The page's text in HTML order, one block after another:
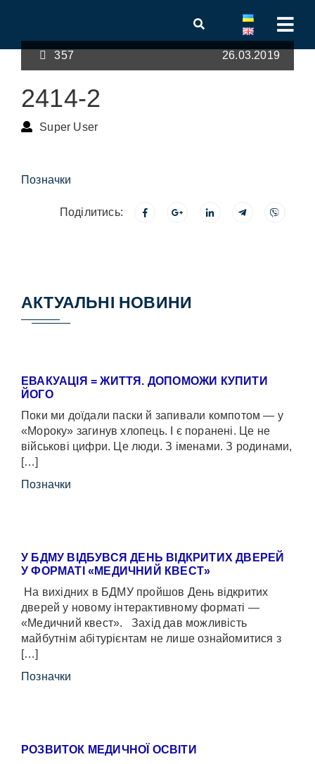
357 26.03.2019
2414-2
Super User
Позначки
Поділитись:
АКТУАЛЬНІ НОВИНИ
ЕВАКУАЦІЯ = ЖИТТЯ. ДОПОМОЖИ КУПИТИ
ЙОГО
Поки ми доїдали паски й запивали компотом — у
«Мороку» загинув хлопець. І є поранені. Це не
військові цифри. Це люди. З іменами. З родинами,
[…]
Позначки
У БДМУ ВІДБУВСЯ ДЕНЬ ВІДКРИТИХ ДВЕРЕЙ
У ФОРМАТІ «МЕДИЧНИЙ КВЕСТ»
На вихідних в БДМУ пройшов День відкритих
дверей у новому інтерактивному форматі —
«Медичний квест». Захід дав можливість
майбутнім абітурієнтам не лише ознайомитися з
[…]
Позначки
РОЗВИТОК МЕДИЧНОЇ ОСВІТИ